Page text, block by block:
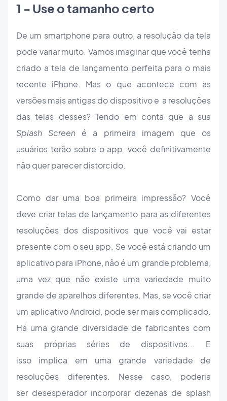
1 - Use o tamanho certo
De um smartphone para outro, a resolução da tela
pode variar muito. Vamos imaginar que você tenha
criado a tela de lançamento perfeita para o mais
recente iPhone. Mas o que acontece com as
versões mais antigas do dispositivo e a resoluções
das telas desses? Tendo em conta que a sua
Splash Screen é a primeira imagem que os
usuários terão sobre o app, você definitivamente
não quer parecer distorcido.
Como dar uma boa primeira impressão? Você
deve criar telas de lançamento para as diferentes
resoluções dos dispositivos que você vai estar
presente com o seu app. Se você está criando um
aplicativo para iPhone, não é um grande problema,
uma vez que não existe uma variedade muito
grande de aparelhos diferentes. Mas, se você criar
um aplicativo Android, pode ser mais complicado.
Há uma grande diversidade de fabricantes com
suas próprias séries de dispositivos... E
isso implica em uma grande variedade de
resoluções diferentes. Nesse caso, poderia
ser desesperador incorporar dezenas de splash